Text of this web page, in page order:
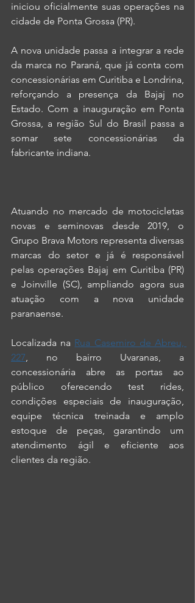
iniciou oficialmente suas operações na
cidade de Ponta Grossa (PR).
A nova unidade passa a integrar a rede
da marca no Paraná, que já conta com
concessionárias em Curitiba e Londrina,
reforçando a presença da Bajaj no
Estado. Com a inauguração em Ponta
Grossa, a região Sul do Brasil passa a
somar sete concessionárias da
fabricante indiana.
Atuando no mercado de motocicletas
novas e seminovas desde 2019, o
Grupo Brava Motors representa diversas
marcas do setor e já é responsável
pelas operações Bajaj em Curitiba (PR)
e Joinville (SC), ampliando agora sua
atuação com a nova unidade
paranaense.
Localizada na Rua Casemiro de Abreu,
227, no bairro Uvaranas, a
concessionária abre as portas ao
público oferecendo test rides,
condições especiais de inauguração,
equipe técnica treinada e amplo
estoque de peças, garantindo um
atendimento ágil e eficiente aos
clientes da região.